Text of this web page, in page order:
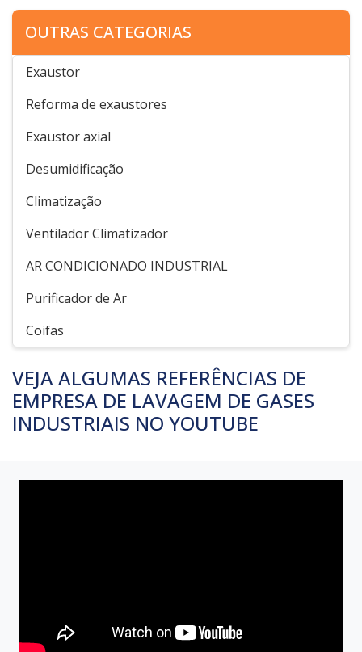
OUTRAS CATEGORIAS
Exaustor
Reforma de exaustores
Exaustor axial
Desumidificação
Climatização
Ventilador Climatizador
AR CONDICIONADO INDUSTRIAL
Purificador de Ar
Coifas
VEJA ALGUMAS REFERÊNCIAS DE
EMPRESA DE LAVAGEM DE GASES
INDUSTRIAIS NO YOUTUBE